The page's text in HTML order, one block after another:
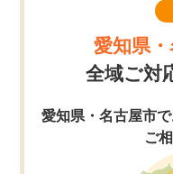
愛知県
全域ご対
愛知県・名古屋市
ご